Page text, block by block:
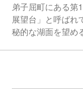
弟子屈町にある第
展望台」と呼ばれ
秘的な湖面を望め